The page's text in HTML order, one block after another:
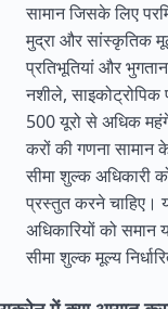
सामान जिसके लिए
मुद्रा और सांस्कृतिक
प्रतिभूतियां और
नशीले, साइकोट्रोपिक
500 यूरो से अधिक
करों की गणना
सीमा शुल्क अधिकारी
प्रस्तुत करने चाहिए।
अधिकारियों को
सीमा शुल्क मूल्य